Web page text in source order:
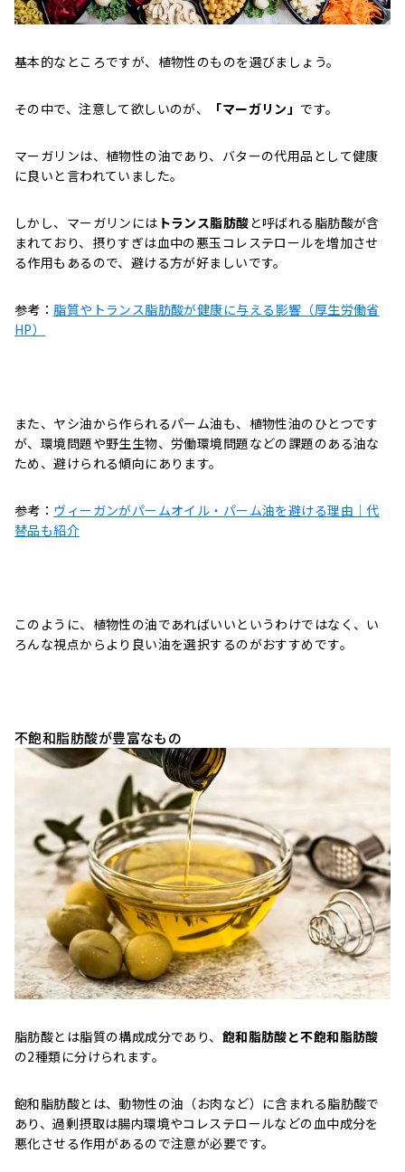
基本的なところですが、植物性のものを選びましょう。
その中で、注意して欲しいのが、 「マーガリン」 です。
マーガリンは、植物性の油であり、バターの代用品として健康
に良いと言われていました。
しかし、マーガリンには トランス脂肪酸と呼ばれる脂肪酸が含
まれており、摂りすぎは血中の悪玉コレステロールを増加させ
る作用もあるので、避ける方が好ましいです。
参考： 脂質やトランス脂肪酸が健康に与える影響（厚生労働省
HP）
また、ヤシ油から作られるパーム油も、植物性油のひとつです
が、環境問題や野生生物、労働環境問題などの課題のある油な
ため、避けられる傾向にあります。
参考： ヴィーガンがパームオイル・パーム油を避ける理由｜代
替品も紹介
このように、植物性の油であればいいというわけではなく、い
ろんな視点からより良い油を選択するのがおすすめです。
不飽和脂肪酸が豊富なもの
脂肪酸とは脂質の構成成分であり、 飽和脂肪酸と不飽和脂肪酸
の2種類に分けられます。
飽和脂肪酸とは、動物性の油（お肉など）に含まれる脂肪酸で
あり、過剰摂取は腸内環境やコレステロールなどの血中成分を
悪化させる作用があるので注意が必要です。